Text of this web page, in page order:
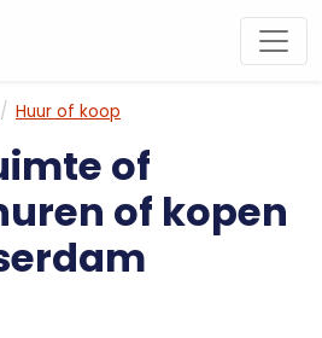
Huur of koop
of
of kopen